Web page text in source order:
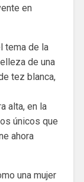
en
tema de la
de una
tez blanca,
alta, en la
únicos que
ahora
una mujer